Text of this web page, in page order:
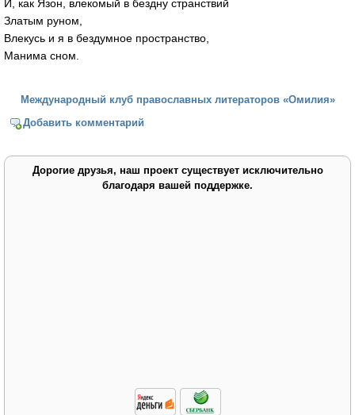
И, как Язон, влекомый в бездну странствий
Златым руном,
Влекусь и я в бездумное пространство,
Манима сном.
Международный клуб православных литераторов «Омилия»
Добавить комментарий
Дорогие друзья, наш проект существует исключительно
благодаря вашей поддержке.